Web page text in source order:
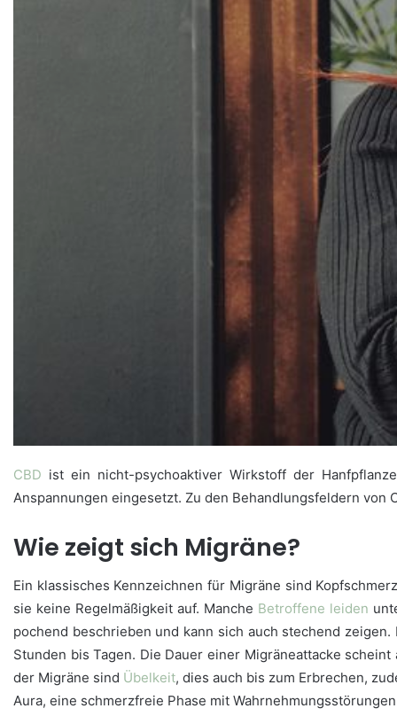
CBD ist ein nicht-psychoaktiver Wirkstoff der
Anspannungen eingesetzt. Zu den Behandlungsfeldern von
Wie zeigt sich Migräne?
Ein klassisches Kennzeichnen für Migräne sind
sie keine Regelmäßigkeit auf. Manche Betroffene leiden
pochend beschrieben und kann sich auch stechend
Stunden bis Tagen. Die Dauer einer Migräneattacke
der Migräne sind Übelkeit, dies auch bis zum Erbrechen,
Aura, eine schmerzfreie Phase mit